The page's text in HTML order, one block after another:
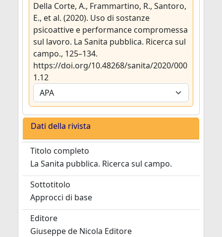
Della Corte, A., Frammartino, R., Santoro,
E., et al. (2020). Uso di sostanze
psicoattive e performance compromessa
sul lavoro. La Sanita pubblica. Ricerca sul
campo., 125–134.
https://doi.org/10.48268/sanita/2020/000
1.12
Dati della rivista
Titolo completo
La Sanita pubblica. Ricerca sul campo.
Sottotitolo
Approcci di base
Editore
Giuseppe de Nicola Editore